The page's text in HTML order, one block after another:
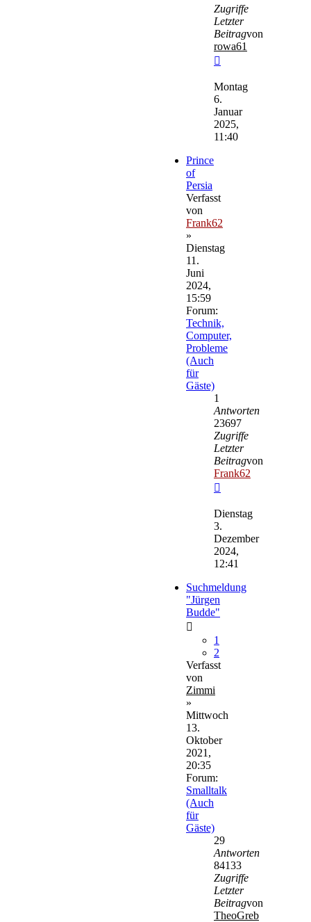
Zugriffe
Letzter
Beitragvon
rowa61
Beitrag
Montag
6.
Januar
2025,
11:40
Prince
of
Persia
Verfasst
von
Frank62
»
Dienstag
11.
Juni
2024,
15:59
Forum:
Technik,
Computer,
Probleme
(Auch
für
Gäste)
1
Antworten
23697
Zugriffe
Letzter
Beitragvon
Frank62
Beitrag
Dienstag
3.
Dezember
2024,
12:41
Suchmeldung
"Jürgen
Budde"
1
2
Verfasst
von
Zimmi
»
Mittwoch
13.
Oktober
2021,
20:35
Forum:
Smalltalk
(Auch
für
Gäste)
29
Antworten
84133
Zugriffe
Letzter
Beitragvon
TheoGreb